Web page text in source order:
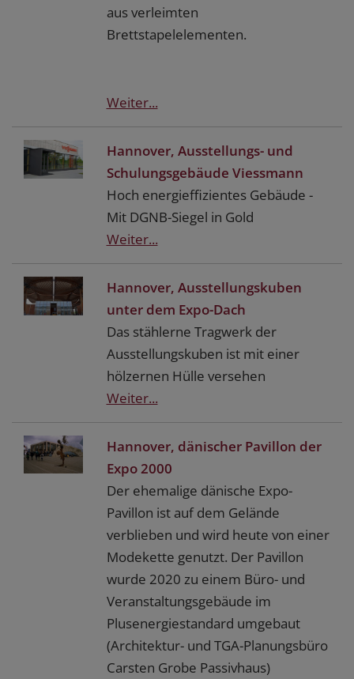
aus verleimten
Brettstapelelementen.
Weiter...
Hannover, Ausstellungs- und
Schulungsgebäude Viessmann
Hoch energieffizientes Gebäude -
Mit DGNB-Siegel in Gold
Weiter...
Hannover, Ausstellungskuben
unter dem Expo-Dach
Das stählerne Tragwerk der
Ausstellungskuben ist mit einer
hölzernen Hülle versehen
Weiter...
Hannover, dänischer Pavillon der
Expo 2000
Der ehemalige dänische Expo-
Pavillon ist auf dem Gelände
verblieben und wird heute von einer
Modekette genutzt. Der Pavillon
wurde 2020 zu einem Büro- und
Veranstaltungsgebäude im
Plusenergiestandard umgebaut
(Architektur- und TGA-Planungsbüro
Carsten Grobe Passivhaus)